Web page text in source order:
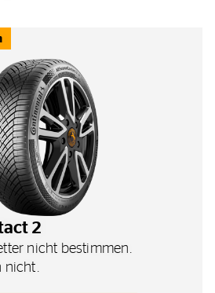
2
nicht bestimmen.
nicht.